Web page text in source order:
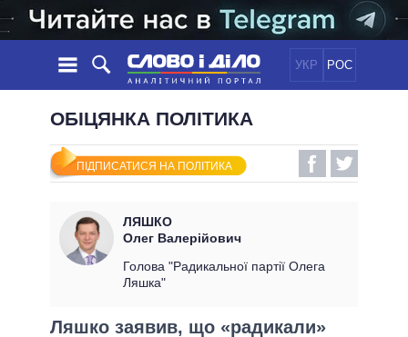
УКР РОС
НОВИНИ
СТРІЧКА
ПОДІЇ
ДУМКИ
ОГЛЯДИ
ДАЙДЖЕСТИ
ПОЛІТИКА
ЕКОНОМІКА
СВІТ
ОБIЦЯНКИ
УСІ ПОЛІТИКИ
ПРЕЗИДЕНТ І ОФІС
ВЕРХОВНА РАДА
ІНФОГРАФІКА
ВІДЕО
ОБІЦЯНКА ПОЛІТИКА
ПІДПИСАТИСЯ НА ПОЛІТИКА
ЛЯШКО
Олег Валерійович
Голова "Радикальної партії Олега
Ляшка"
Ляшко заявив, що «радикали»